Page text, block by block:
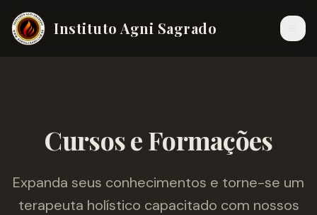
Instituto Agni Sagrado
Cursos e Formações
Expanda seus conhecimentos e torne-se um
terapeuta holístico capacitado com nossos